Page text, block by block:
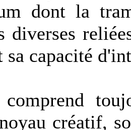
dont la
diverses
sa capacité
créatif,